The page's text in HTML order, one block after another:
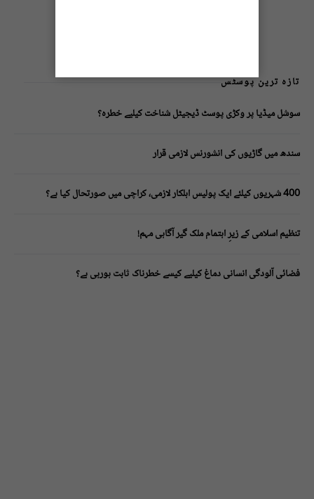
تازہ ترین پوسٹس
سوشل میڈیا پر وکڑی پوسٹ ڈیجیٹل شناخت کیلیے خطرہ؟
سندھ میں گاڑیوں کی انشورنس لازمی قرار
400 شہریوں کیلئے ایک پولیس اہلکار لازمی، کراچی میں صورتحال کیا ہے؟
تنظیم اسلامی کے زیرِ اہتمام ملک گیر آگاہی مہم!
فضائی آلودگی انسانی دماغ کیلیے کیسے خطرناک ثابت ہورہی ہے؟